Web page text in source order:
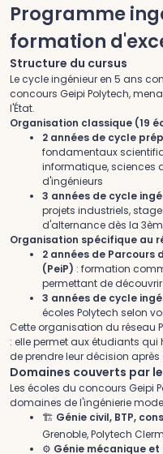
Programme
formation
Structure du cursus
Le cycle ingénieur en 5 ans
concours Geipi Polytech,
l'État.
Organisation classique (19
2 années de cycle
fondamentaux
informatique, sciences
d'ingénieurs
3 années de cycle
projets industriels,
d'alternance dès la
Organisation spécifique au
2 années de Parcours
(PeiP) : formation
permettant de
3 années de cycle
écoles Polytech selon
Cette organisation du réseau
: elle permet aux étudiants
de prendre leur décision
Domaines couverts par
Les écoles du concours Geipi
domaines de l'ingénierie
🏗️ Génie civil, BTP,
Grenoble, Polytech
⚙️ Génie mécanique